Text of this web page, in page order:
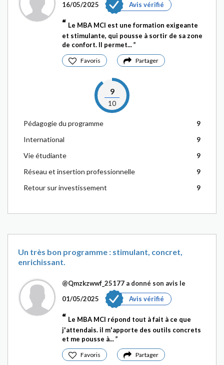
16/05/2025
Avis vérifié
Le MBA MCI est une formation exigeante
et stimulante, qui pousse à sortir de sa zone
de confort. Il permet...
Favoris Partager
9
10
Pédagogie du programme
9
International
9
Vie étudiante
9
Réseau et insertion professionnelle
9
Retour sur investissement
9
Un très bon programme : stimulant, concret,
enrichissant.
@Qmzkzwwf_25177 a donné son avis le
01/05/2025
Avis vérifié
Le MBA MCI répond tout à fait à ce que
j'attendais. il m'apporte des outils concrets
et me pousse à...
Favoris Partager